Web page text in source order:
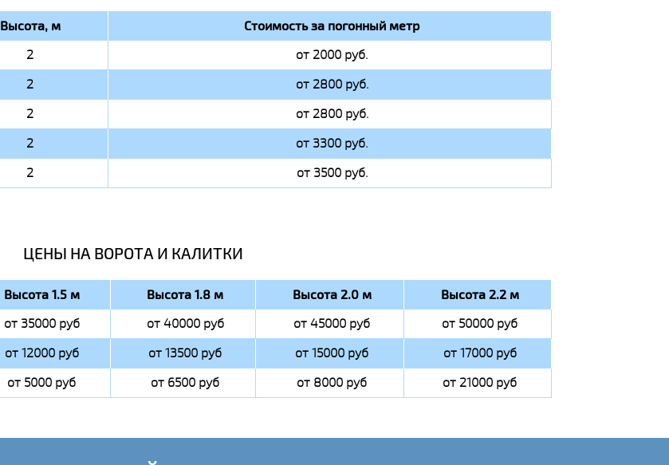
Высота, м Стоимость за погонный метр
2
от 2000 руб.
2
от 2800 руб.
2
от 2800 руб.
2
от 3300 руб.
2 от 3500 руб.
ЦЕНЫ НА ВОРОТА И КАЛИТКИ
Высота 1.5 м Высота 1.8 м Высота 2.0 м Высота 2.2 м
от 35000 руб от 40000 руб от 45000 руб
от 50000 руб
от 12000 руб от 13500 руб от 15000 руб
от 17000 руб
от 5000 руб от 6500 руб от 8000 руб от 21000 руб